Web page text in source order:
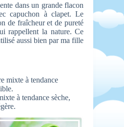
dans un grande flacon
capuchon à clapet. Le
de fraîcheur et de pureté
rappellent la nature. Ce
aussi bien par ma fille
mixte à tendance
à tendance sèche,